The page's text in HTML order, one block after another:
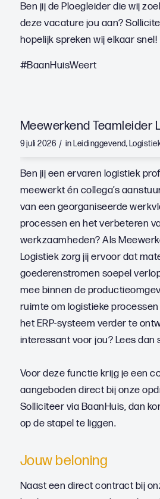
Ben jij de Ploegleider die wij
deze vacature jou aan?
hopelijk spreken wij elkaar snel!
#BaanHuisWeert
Meewerkend Teamleider
9 juli 2026 / in Leidinggevend,
Ben jij een ervaren logistiek
meewerkt én collega’s
van een georganiseerde
processen en het verbeteren
werkzaamheden? Als
Logistiek zorg jij ervoor dat
goederenstromen soepel
mee binnen de
ruimte om logistieke
het ERP-systeem verder te
interessant voor jou? Lees dan
Voor deze functie krijg je een
aangeboden direct bij onze
Solliciteer via BaanHuis, dan
op de stapel te liggen.
Jouw beloning
Naast een direct contract bij